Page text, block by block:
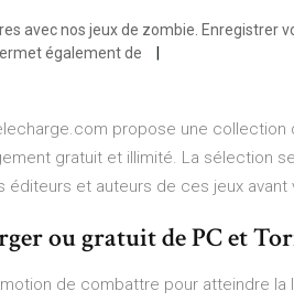
avec nos jeux de zombie. Enregistrer
également de
propose une
gratuit et illimité. La sélection
et auteurs de ces jeux avant
ou gratuit de PC et
de combattre pour atteindre la